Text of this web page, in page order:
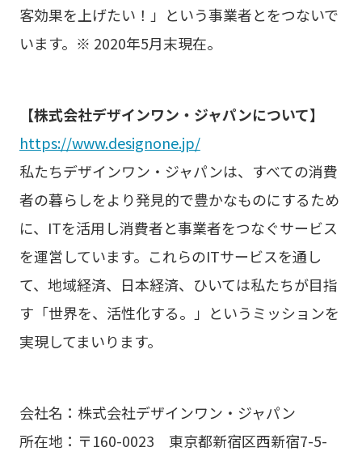
客効果を上げたい！」という事業者とをつないで
います。※ 2020年5月末現在。
【株式会社デザインワン・ジャパンについて】
https://www.designone.jp/
私たちデザインワン・ジャパンは、すべての消費
者の暮らしをより発見的で豊かなものにするため
に、ITを活用し消費者と事業者をつなぐサービス
を運営しています。これらのITサービスを通し
て、地域経済、日本経済、ひいては私たちが目指
す「世界を、活性化する。」というミッションを
実現してまいります。
会社名：株式会社デザインワン・ジャパン
所在地：〒160-0023 東京都新宿区西新宿7-5-